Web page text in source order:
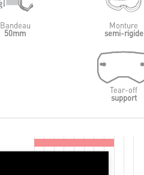
Bandeau
50mm
Monture
semi-rigide
Tear-off
support